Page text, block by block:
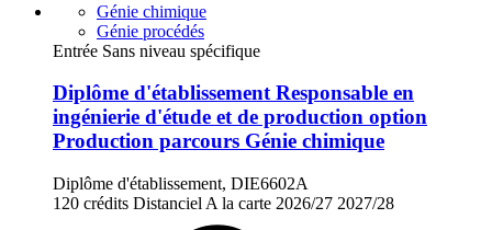
Génie chimique
Génie procédés
Entrée Sans niveau spécifique
Diplôme d'établissement Responsable en
ingénierie d'étude et de production option
Production parcours Génie chimique
Diplôme d'établissement, DIE6602A
120 crédits Distanciel A la carte 2026/27 2027/28